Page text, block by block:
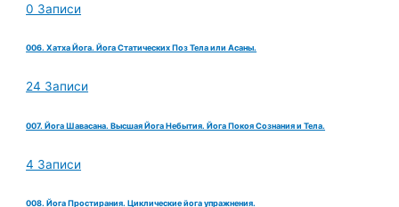
0 Записи
006. Хатха Йога. Йога Статических Поз Тела или Асаны.
24 Записи
007. Йога Шавасана. Высшая Йога Небытия. Йога Покоя Сознания и Тела.
4 Записи
008. Йога Простирания. Циклические йога упражнения.